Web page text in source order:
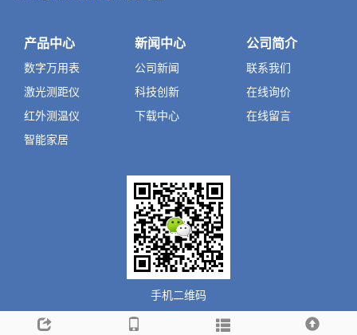
产品中心
数字万用表
激光测距仪
红外测温仪
智能家居
新闻中心
公司新闻
科技创新
下载中心
公司简介
联系我们
在线询价
在线留言
手机二维码